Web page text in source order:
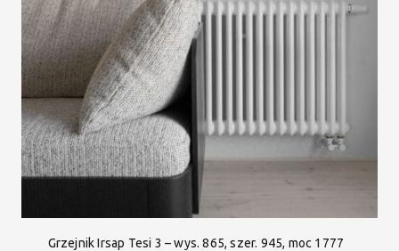
Grzejnik Irsap Tesi 3 – wys. 865, szer. 945, moc 1777